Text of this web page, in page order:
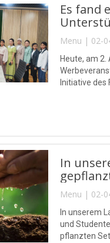
Es fand
Menu | 02-
Heute, am
Initiative
In
Menu | 02-
In unserem
und
pflanzten